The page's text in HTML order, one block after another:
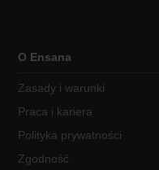
O Ensana
Zasady i warunki
Praca i kariera
Polityka prywatności
Zgodność